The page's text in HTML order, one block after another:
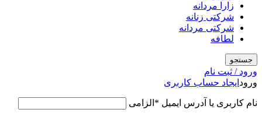
زارا مردانه
شرکتی زنانه
شرکتی مردانه
لطافه
جستجو
ورود / ثبت نام
ورود ایجاد حساب کاربری
نام کاربری یا آدرس ایمیل * الزامی